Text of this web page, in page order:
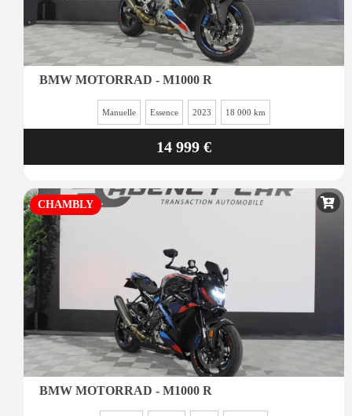
BMW MOTORRAD - M1000 R
Manuelle Essence 2023 18 000 km
14 999 €
CHAMBLY
BMW MOTORRAD - M1000 R